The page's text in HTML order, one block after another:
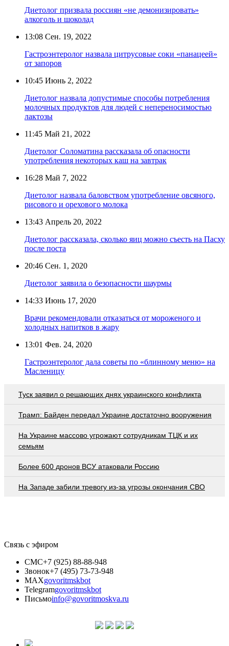
Диетолог призвала россиян «не демонизировать»
алкоголь и шоколад
13:08 Сен. 19, 2022
Гастроэнтеролог назвала цитрусовые соки «панацеей»
от запоров
10:45 Июнь 2, 2022
Диетолог назвала допустимые способы потребления
молочных продуктов для людей с непереносимостью
лактозы
11:45 Май 21, 2022
Диетолог Соломатина рассказала об опасности
употребления некоторых каш на завтрак
16:28 Май 7, 2022
Диетолог назвала баловством употребление овсяного,
рисового и орехового молока
13:43 Апрель 20, 2022
Диетолог рассказала, сколько яиц можно съесть на Пасху
после поста
20:46 Сен. 1, 2020
Диетолог заявила о безопасности шаурмы
14:33 Июнь 17, 2020
Врачи рекомендовали отказаться от мороженого и
холодных напитков в жару
13:01 Фев. 24, 2020
Гастроэнтеролог дала советы по «блинному меню» на
Масленицу
Туск заявил о решающих днях украинского конфликта
Трамп: Байден передал Украине достаточно вооружения
На Украине массово угрожают сотрудникам ТЦК и их
семьям
Более 600 дронов ВСУ атаковали Россию
На Западе забили тревогу из-за угрозы окончания СВО
Связь с эфиром
СМС+7 (925) 88-88-948
Звонок+7 (495) 73-73-948
MAXgovoritmskbot
Telegramgovoritmskbot
Письмоinfo@govoritmoskva.ru